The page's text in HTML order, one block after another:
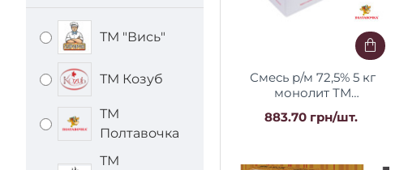
ТМ "Вись"
ТМ Козуб
ТМ
Полтавочка
ТМ
Смесь р/м 72,5% 5 кг
монолит ТМ
"Полтавочка"
883.70 грн/шт.